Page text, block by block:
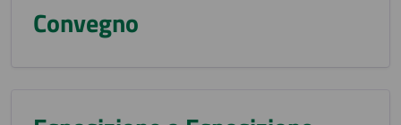
Convegno